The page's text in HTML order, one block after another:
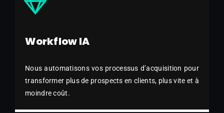
Workflow IA
Nous automatisons vos processus d’acquisition pour
transformer plus de prospects en clients, plus vite et à
moindre coût.